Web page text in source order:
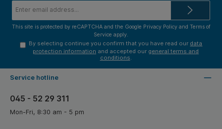
This site is protected by reCAPTCHA and the Google Privacy Policyand Terms of
Service apply.
By selecting continue you confirm that you have read our data
protection information and accepted our general terms and
conditions.
Service hotline
045 - 52 29 311
Mon-Fri, 8:30 am - 5 pm